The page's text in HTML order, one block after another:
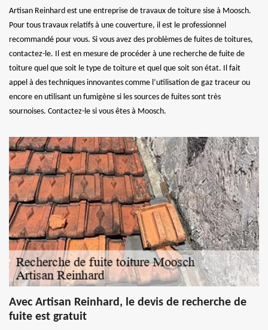
Artisan Reinhard est une entreprise de travaux de toiture sise à Moosch.
Pour tous travaux relatifs à une couverture, il est le professionnel
recommandé pour vous. Si vous avez des problèmes de fuites de toitures,
contactez-le. Il est en mesure de procéder à une recherche de fuite de
toiture quel que soit le type de toiture et quel que soit son état. Il fait
appel à des techniques innovantes comme l’utilisation de gaz traceur ou
encore en utilisant un fumigène si les sources de fuites sont très
sournoises. Contactez-le si vous êtes à Moosch.
Avec Artisan Reinhard, le devis de recherche de
fuite est gratuit